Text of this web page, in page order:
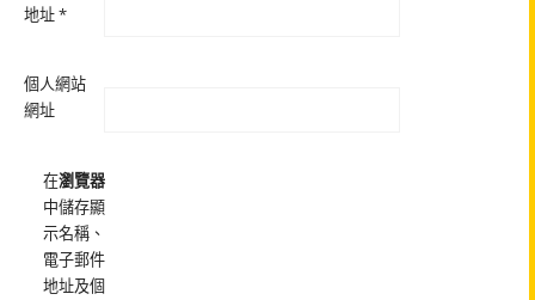
地址*
個人網站
網址
在瀏覽器
中儲存顯
示名稱、
電子郵件
地址及個